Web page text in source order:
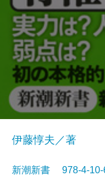
伊藤惇夫／著
新潮新書 978-4-